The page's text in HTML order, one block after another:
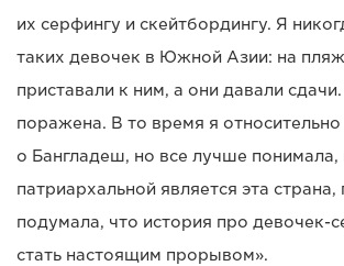
их серфингу и скейтбордингу. Я
таких девочек в Южной Азии: на
приставали к ним, а они давали
поражена. В то время я относительно
о Бангладеш, но все лучше понимала,
патриархальной является эта страна,
подумала, что история про девочек-
стать настоящим прорывом».